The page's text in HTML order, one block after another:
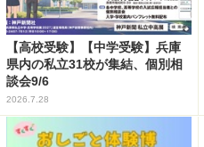
【高校受験】【中学受験】兵庫
県内の私立31校が集結、個別相
談会9/6
2026.7.28